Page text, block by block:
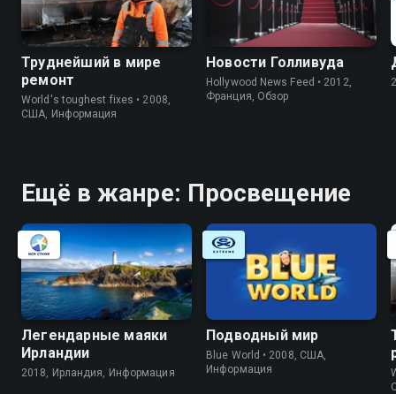
Труднейший в мире
ремонт
World's toughest fixes • 2008,
США, Информация
Новости Голливуда
Hollywood News Feed • 2012,
Франция, Обзор
Ещё в жанре: Просвещение
Легендарные маяки
Ирландии
2018, Ирландия, Информация
Подводный мир
Blue World • 2008, США,
Информация